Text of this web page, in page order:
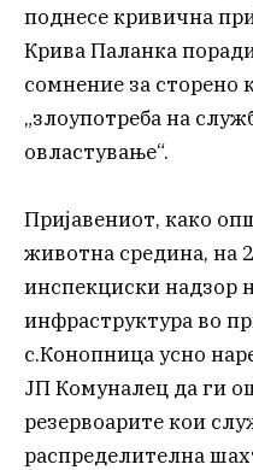
поднесе кривична
Крива Паланка
сомнение за сторено
„злоупотреба на
овластување“.
Пријавениот, како
животна средина, на
инспекциски надзор
инфраструктура во
с.Конопница усно
ЈП Комуналец да ги
резервоарите кои
распределителна